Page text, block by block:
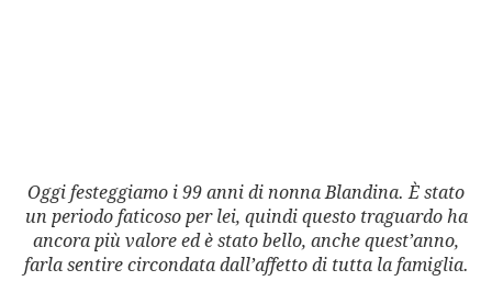
Oggi festeggiamo i 99 anni di nonna Blandina. È stato
un periodo faticoso per lei, quindi questo traguardo ha
ancora più valore ed è stato bello, anche quest’anno,
farla sentire circondata dall’affetto di tutta la famiglia.